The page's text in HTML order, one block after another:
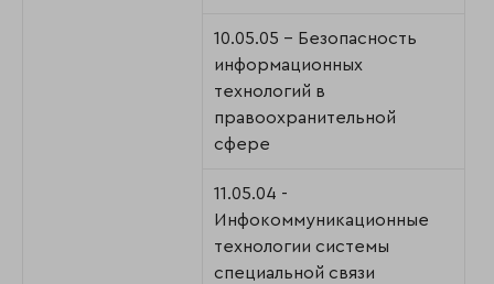
10.05.05 - Безопасность
информационных
технологий в
правоохранительной
сфере
11.05.04 -
Инфокоммуникационные
технологии системы
специальной связи